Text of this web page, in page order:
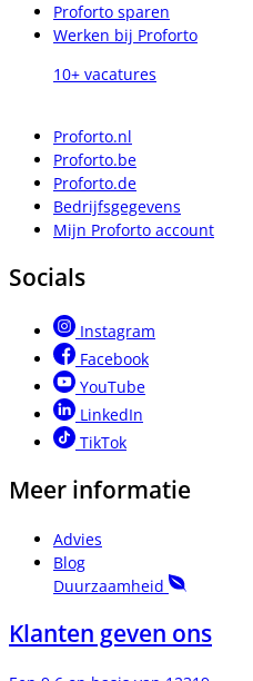
Proforto sparen
Werken bij Proforto
10+ vacatures
Proforto.nl
Proforto.be
Proforto.de
Bedrijfsgegevens
Mijn Proforto account
Socials
Instagram
Facebook
YouTube
LinkedIn
TikTok
Meer informatie
Advies
Blog
Duurzaamheid
Klanten geven ons